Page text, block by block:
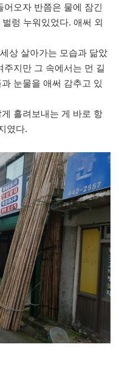
어오자 반쯤은 물에 잠긴
렁 누워있었다. 애써 외
세상 살아가는 모습과 닮았
지만 그 속에서는 먼 길
눈물을 애써 감추고 있
흘려보내는 게 바로 항
였다.